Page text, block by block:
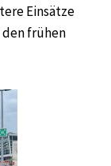
Einsätze
frühen